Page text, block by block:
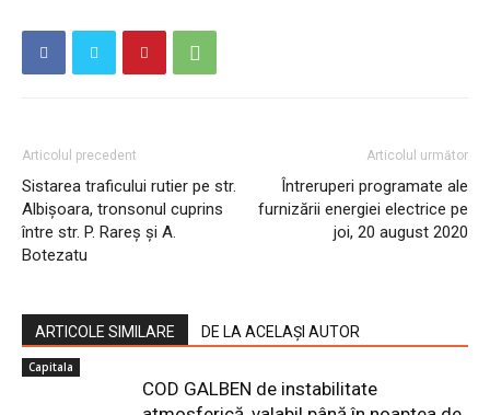
Articolul precedent
Sistarea traficului rutier pe str.
Albişoara, tronsonul cuprins
între str. P. Rareş şi A.
Botezatu
Articolul următor
Întreruperi programate ale
furnizării energiei electrice pe
joi, 20 august 2020
ARTICOLE SIMILARE DE LA ACELAȘI AUTOR
Capitala
COD GALBEN de instabilitate